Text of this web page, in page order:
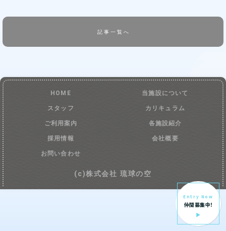
記事一覧へ
Entry Now
仲間募集中!
HOME 当施設について
スタッフ カリキュラム
ご利用案内 各施設紹介
採用情報 会社概要
お問い合わせ
(c)株式会社 琉球の空